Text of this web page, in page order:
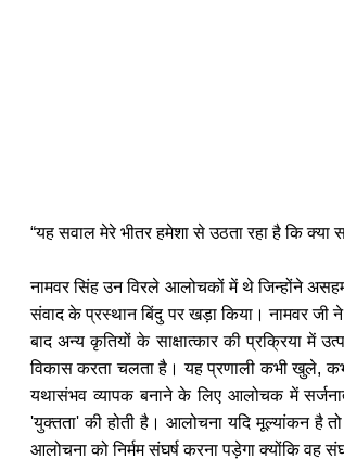
“यह सवाल मेरे भीतर हमेशा से उठता रहा है कि
नामवर सिंह उन विरले आलोचकों में थे जिन्होंने
संवाद के प्रस्थान बिंदु पर खड़ा किया। नामवर
बाद अन्य कृतियों के साक्षात्कार की प्रक्रिया में
विकास करता चलता है। यह प्रणाली कभी खुले,
यथासंभव व्यापक बनाने के लिए आलोचक में
'युक्तता' की होती है। आलोचना यदि मूल्यांकन है
आलोचना को निर्मम संघर्ष करना पड़ेगा क्योंकि वह